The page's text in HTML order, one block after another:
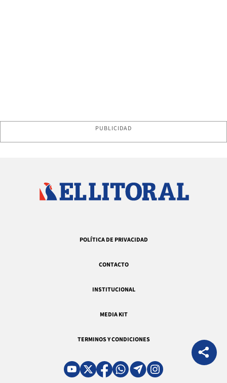
PUBLICIDAD
POLÍTICA DE PRIVACIDAD
CONTACTO
INSTITUCIONAL
MEDIA KIT
TERMINOS Y CONDICIONES